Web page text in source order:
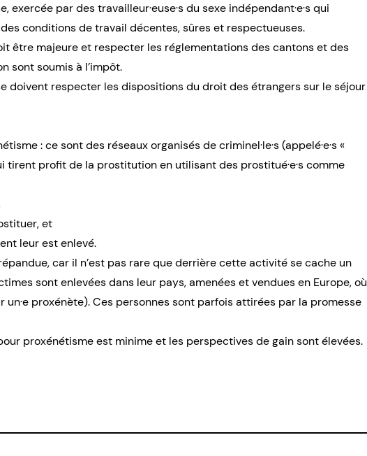
par des travailleur·euse·s du sexe indépendant·e·s qui
conditions de travail décentes, sûres et respectueuses.
être majeure et respecter les réglementations des cantons et des
sont soumis à l’impôt.
doivent respecter les dispositions du droit des étrangers sur le séjour
: ce sont des réseaux organisés de criminel·le·s (appelé·e·s «
tirent profit de la prostitution en utilisant des prostitué·e·s comme
et
leur est enlevé.
car il n’est pas rare que derrière cette activité se cache un
sont enlevées dans leur pays, amenées et vendues en Europe, où
proxénète). Ces personnes sont parfois attirées par la promesse
proxénétisme est minime et les perspectives de gain sont élevées.